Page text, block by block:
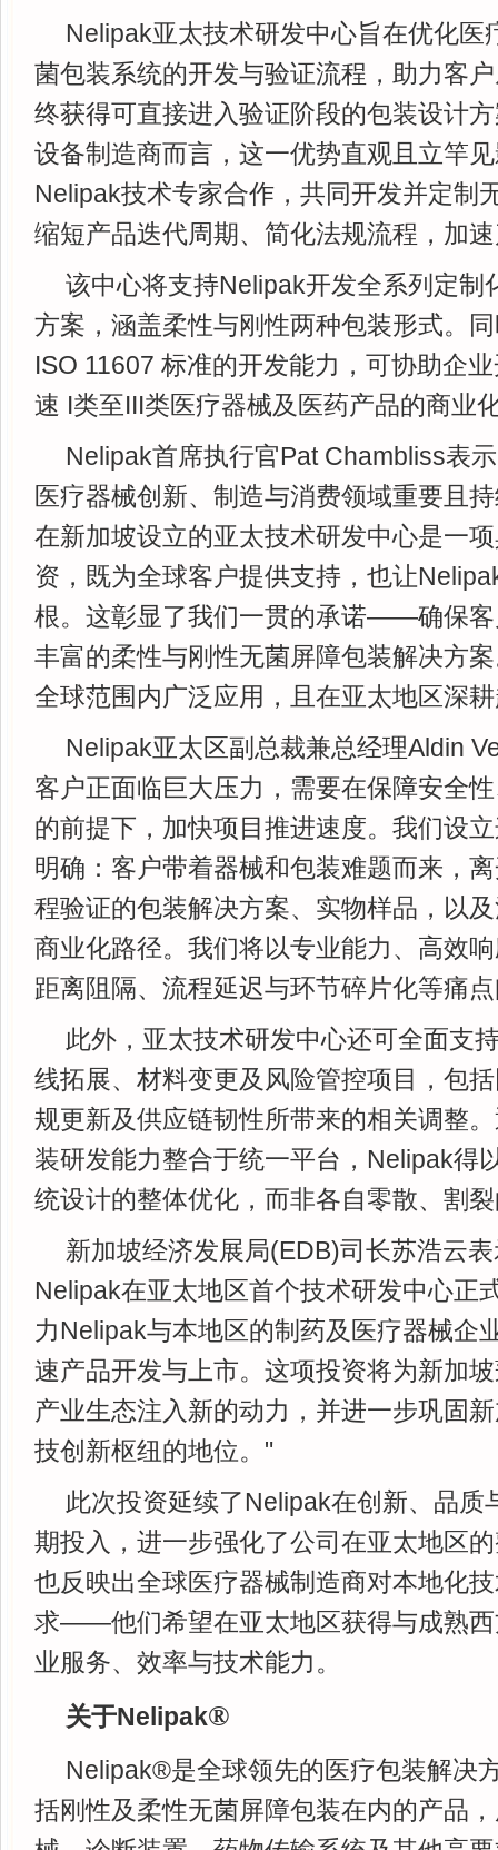
Nelipak亚太技术研发中心旨在优化医
菌包装系统的开发与验证流程，助力客
终获得可直接进入验证阶段的包装设计
设备制造商而言，这一优势直观且立竿
Nelipak技术专家合作，共同开发并定制
缩短产品迭代周期、简化法规流程，加
该中心将支持Nelipak开发全系列定制
方案，涵盖柔性与刚性两种包装形式。
ISO 11607 标准的开发能力，可协助企
速 I类至III类医疗器械及医药产品的商业
Nelipak首席执行官Pat Chambliss表
医疗器械创新、制造与消费领域重要且
在新加坡设立的亚太技术研发中心是一
资，既为全球客户提供支持，也让
根。这彰显了我们一贯的承诺——确保客
丰富的柔性与刚性无菌屏障包装解决方
全球范围内广泛应用，且在亚太地区深
Nelipak亚太区副总裁兼总经理Aldin
客户正面临巨大压力，需要在保障安全
的前提下，加快项目推进速度。我们设
明确：客户带着器械和包装难题而来，
程验证的包装解决方案、实物样品，以
商业化路径。我们将以专业能力、高效
距离阻隔、流程延迟与环节碎片化等痛
此外，亚太技术研发中心还可全面支
线拓展、材料变更及风险管控项目，包
规更新及供应链韧性所带来的相关调整
装研发能力整合于统一平台，Nelipak得
统设计的整体优化，而非各自零散、割
新加坡经济发展局(EDB)司长苏浩云
Nelipak在亚太地区首个技术研发中心正
力Nelipak与本地区的制药及医疗器械企
速产品开发与上市。这项投资将为新加
产业生态注入新的动力，并进一步巩固
技创新枢纽的地位。"
此次投资延续了Nelipak在创新、品质
期投入，进一步强化了公司在亚太地区
也反映出全球医疗器械制造商对本地化
求——他们希望在亚太地区获得与成熟西
业服务、效率与技术能力。
关于Nelipak®
Nelipak®是全球领先的医疗包装解决
括刚性及柔性无菌屏障包装在内的产品